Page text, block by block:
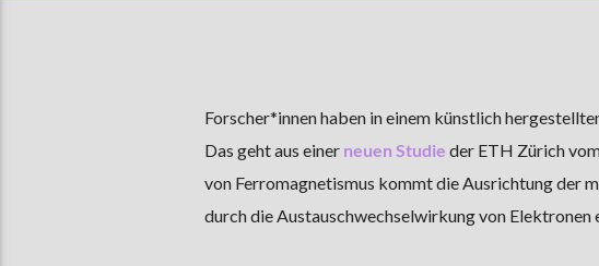
Forscher*innen haben in einem künstlich
Das geht aus einer neuen Studie der ETH Zürich
von Ferromagnetismus kommt die Ausrichtung der
durch die Austauschwechselwirkung von Elektronen